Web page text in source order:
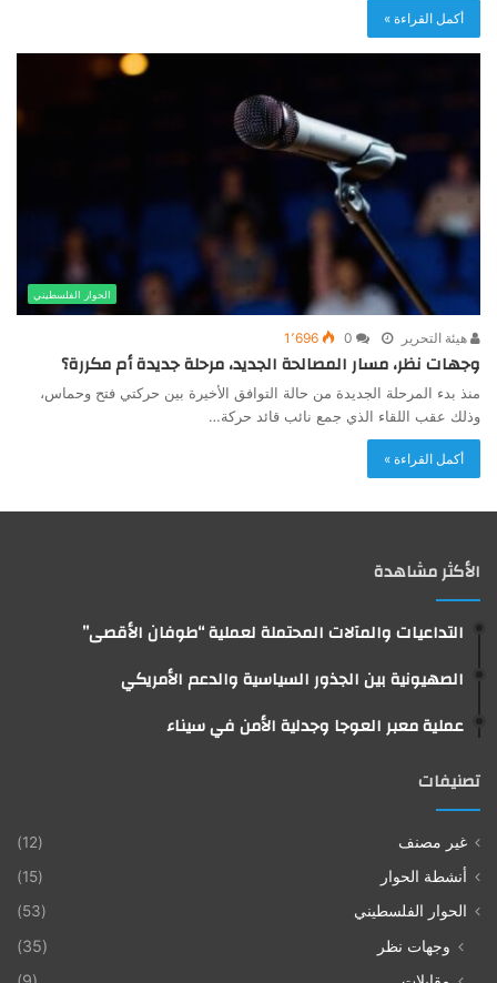
أكمل القراءة »
الحوار الفلسطيني
هيئة التحرير 0 1٬696
وجهات نظر، مسار المصالحة الجديد، مرحلة جديدة أم مكررة؟
منذ بدء المرحلة الجديدة من حالة التوافق الأخيرة بين حركتي فتح وحماس،
وذلك عقب اللقاء الذي جمع نائب قائد حركة…
أكمل القراءة »
الأكثر مشاهدة
التداعيات والمآلات المحتملة لعملية “طوفان الأقصى”
الصهيونية بين الجذور السياسية والدعم الأمريكي
عملية معبر العوجا وجدلية الأمن في سيناء
تصنيفات
غير مصنف
(12)
أنشطة الحوار
(15)
الحوار الفلسطيني
(53)
وجهات نظر
(35)